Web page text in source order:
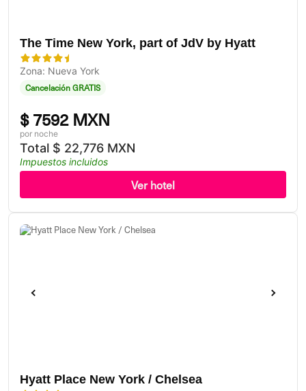
The Time New York, part of JdV by Hyatt
Zona: Nueva York
Cancelación GRATIS
$7592 MXN
por noche
Total $ 22,776 MXN
Impuestos incluidos
Ver hotel
Hyatt Place New York / Chelsea